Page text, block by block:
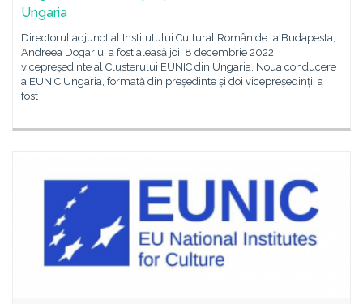
Ungaria
Directorul adjunct al Institutului Cultural Român de la Budapesta,
Andreea Dogariu, a fost aleasă joi, 8 decembrie 2022,
vicepreședinte al Clusterului EUNIC din Ungaria. Noua conducere
a EUNIC Ungaria, formată din președinte și doi vicepreședinți, a
fost